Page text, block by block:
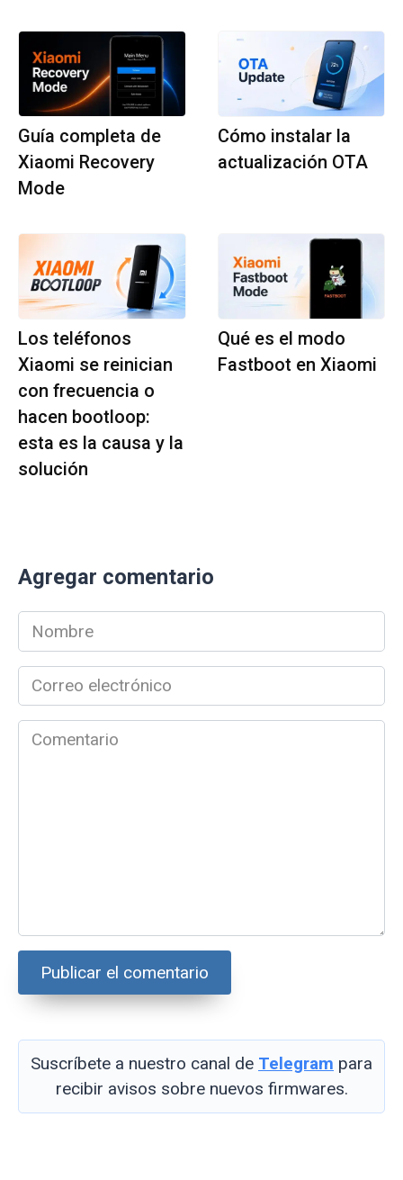
Guía completa de
Xiaomi Recovery
Mode
Cómo instalar la
actualización OTA
Los teléfonos
Xiaomi se reinician
con frecuencia o
hacen bootloop:
esta es la causa y la
solución
Qué es el modo
Fastboot en Xiaomi
Agregar comentario
Nombre
*
Correo
electrónico
*Comentario
Suscríbete a nuestro canal de Telegram para
recibir avisos sobre nuevos firmwares.